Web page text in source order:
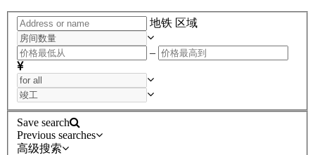
地铁 区域
–
Save search
Previous searches
高级搜索